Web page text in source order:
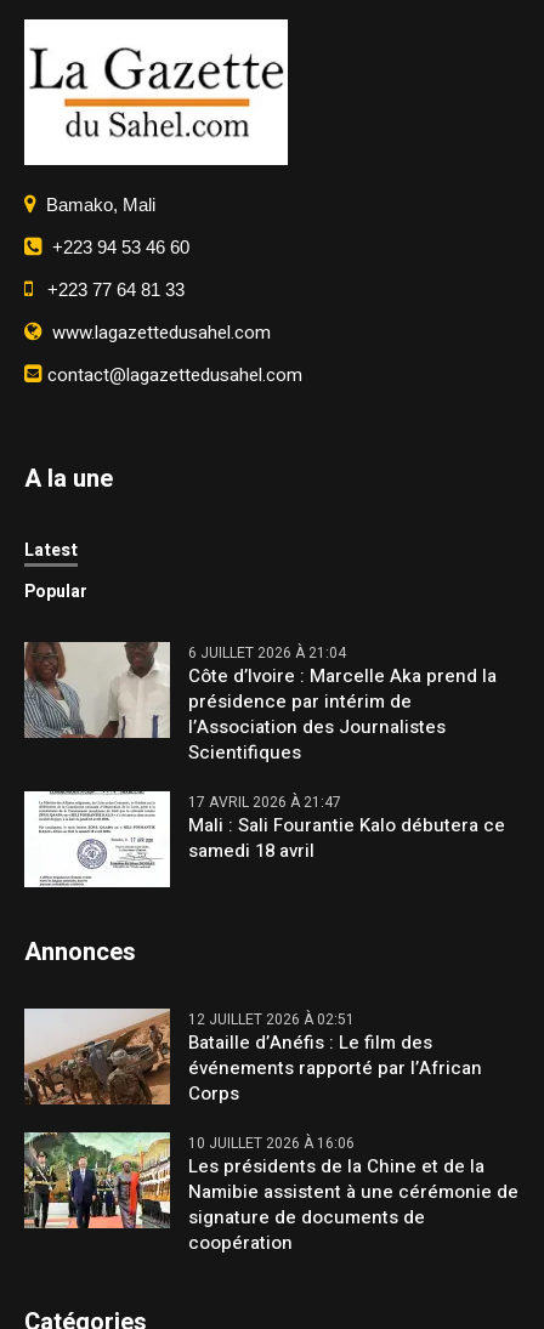
Bamako, Mali
+223 94 53 46 60
+223 77 64 81 33
www.lagazettedusahel.com
contact@lagazettedusahel.com
A la une
Latest
Popular
6 JUILLET 2026 À 21:04
Côte d’Ivoire : Marcelle Aka prend la
présidence par intérim de
l’Association des Journalistes
Scientifiques
17 AVRIL 2026 À 21:47
Mali : Sali Fourantie Kalo débutera ce
samedi 18 avril
Annonces
12 JUILLET 2026 À 02:51
Bataille d’Anéfis : Le film des
événements rapporté par l’African
Corps
10 JUILLET 2026 À 16:06
Les présidents de la Chine et de la
Namibie assistent à une cérémonie de
signature de documents de
coopération